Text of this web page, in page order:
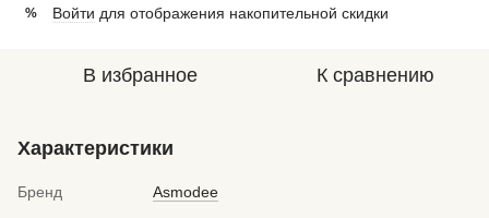
% Войти для отображения накопительной скидки
В избранное К сравнению
Характеристики
Бренд Asmodee